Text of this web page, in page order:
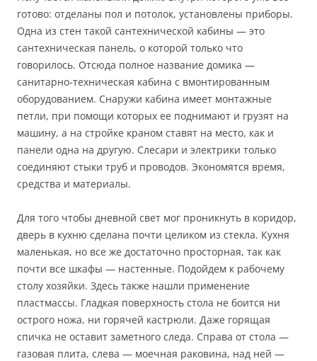
готово: отделаны пол и потолок, установлены приборы.
Одна из стен такой сантехнической кабины — это
сантехническая панель, о которой только что
говорилось. Отсюда полное название домика —
санитарно-техническая кабина с вмонтированным
оборудованием. Снаружи кабина имеет монтажные
петли, при помощи которых ее поднимают и грузят на
машину, а на стройке краном ставят на место, как и
панели одна на другую. Слесари и электрики только
соединяют стыки труб и проводов. Экономятся время,
средства и материалы.
Для того чтобы дневной свет мог проникнуть в коридор,
дверь в кухню сделана почти целиком из стекла. Кухня
маленькая, но все же достаточно просторная, так как
почти все шкафы — настенные. Подойдем к рабочему
столу хозяйки. Здесь также нашли применение
пластмассы. Гладкая поверхность стола не боится ни
острого ножа, ни горячей кастрюли. Даже горящая
спичка не оставит заметного следа. Справа от стола —
газовая плита, слева — моечная раковина, над ней —